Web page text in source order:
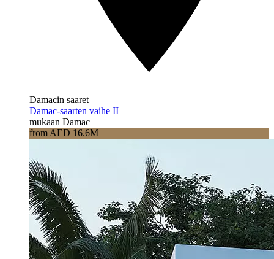
Damacin saaret
Damac-saarten vaihe II
mukaan Damac
from AED 16.6M